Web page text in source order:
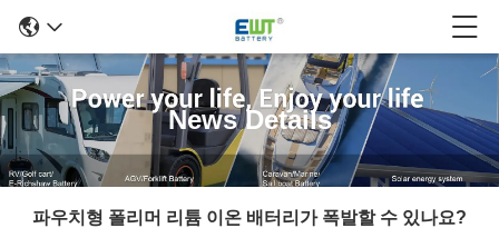
News Details
파우치형 폴리머 리튬 이온 배터리가 폭발할 수 있나요?